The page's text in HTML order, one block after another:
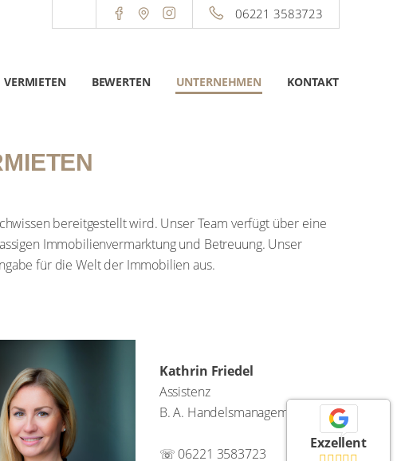
06221 3583723
VERMIETEN BEWERTEN UNTERNEHMEN KONTAKT
wird. Unser Team verfügt über eine profunde Kenntnis des
Unser Unternehmen zeichnet sich durch seine Expertise, Sorgfalt
aus.
Kathrin Friedel
Assistenz
B. A. Handelsmanagement
☏ 06221 3583723
Exzellent